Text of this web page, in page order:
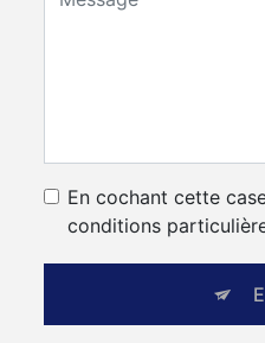
En cochant cette
conditions